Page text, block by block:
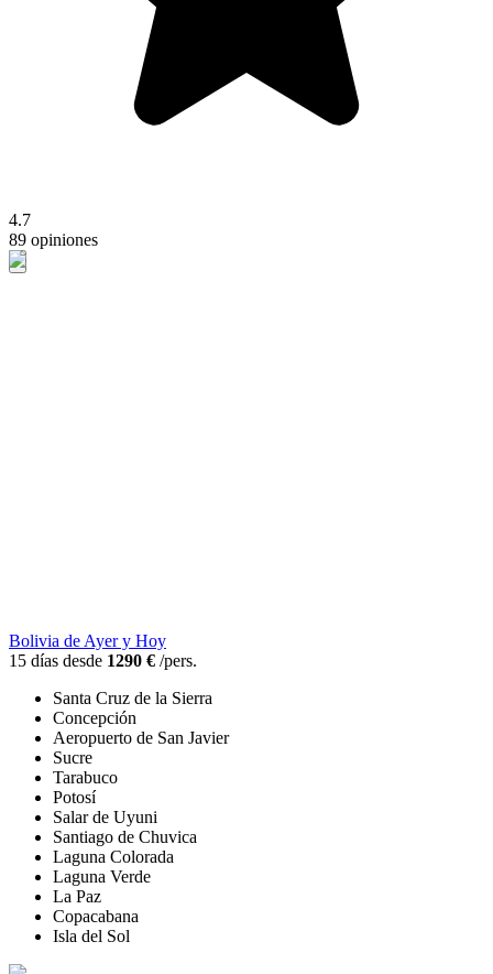
4.7
89 opiniones
Bolivia de Ayer y Hoy
15 días desde 1290 € /pers.
Santa Cruz de la Sierra
Concepción
Aeropuerto de San Javier
Sucre
Tarabuco
Potosí
Salar de Uyuni
Santiago de Chuvica
Laguna Colorada
Laguna Verde
La Paz
Copacabana
Isla del Sol